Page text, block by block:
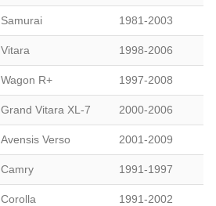
Samurai 1981-2003
Vitara 1998-2006
Wagon R+ 1997-2008
Grand Vitara XL-7 2000-2006
Avensis Verso 2001-2009
Camry 1991-1997
Corolla 1991-2002